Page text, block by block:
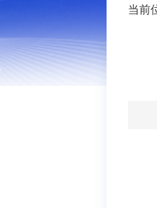
当前